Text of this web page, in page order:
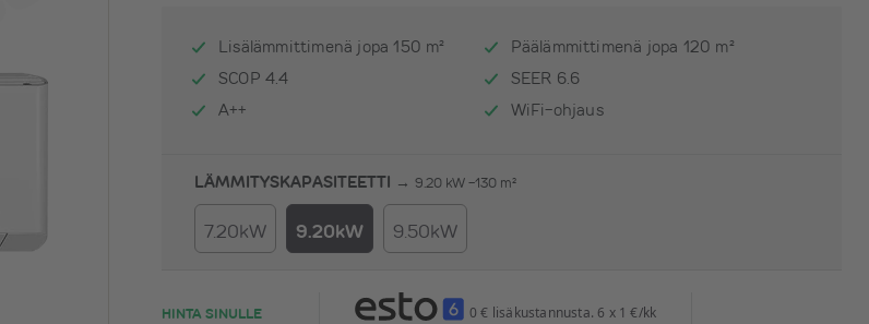
Lisälämmittimenä jopa 150 m²
SCOP 4.4
A++
Päälämmittimenä jopa 120 m²
SEER 6.6
WiFi-ohjaus
LÄMMITYSKAPASITEETTI → 9.20 kW -130 m²
7.20kW 9.20kW 9.50kW
HINTA SINULLE 0 € lisäkustannusta. 6 x 1 €/kk